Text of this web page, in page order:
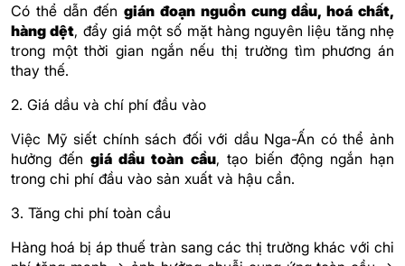
Có thể dẫn đếngián đoạn nguồn cung dầu, hoá chất,
hàng dệt, đẩy giá một số mặt hàng nguyên liệu tăng nhẹ
trong một thời gian ngắn nếu thị trường tìm phương án
thay thế.
2. Giá dầu và chí phí đầu vào
Việc Mỹ siết chính sách đối với dầu Nga-Ấn có thể ảnh
hưởng đếngiá dầu toàn cầu, tạo biến động ngắn hạn
trong chi phí đầu vào sản xuất và hậu cần.
3. Tăng chi phí toàn cầu
Hàng hoá bị áp thuế tràn sang các thị trường khác với chi